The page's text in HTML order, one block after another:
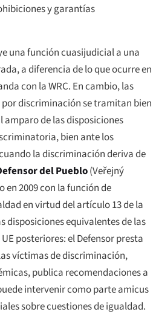
y garantías
una función cuasijudicial a una
a diferencia de lo que ocurre en
con la WRC. En cambio, las
discriminación se tramitan bien
de las disposiciones
bien ante los
la discriminación deriva de
del Pueblo(Veřejný
en 2009 con la función de
en virtud del artículo 13 de la
disposiciones equivalentes de las
posteriores: el Defensor presta
víctimas de discriminación,
publica recomendaciones a
intervenir como parte amicus
sobre cuestiones de igualdad.